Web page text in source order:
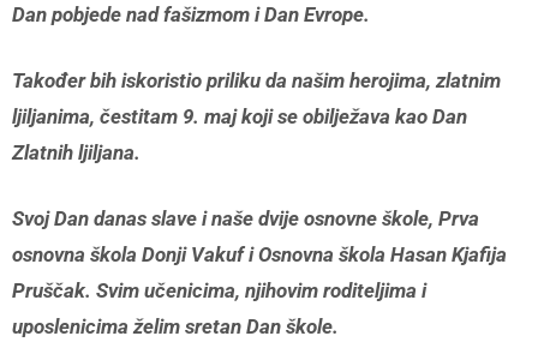
Dan pobjede nad fašizmom i Dan Evrope.
Također bih iskoristio priliku da našim herojima, zlatnim
ljiljanima, čestitam 9. maj koji se obilježava kao Dan
Zlatnih ljiljana.
Svoj Dan danas slave i naše dvije osnovne škole, Prva
osnovna škola Donji Vakuf i Osnovna škola Hasan Kjafija
Pruščak. Svim učenicima, njihovim roditeljima i
uposlenicima želim sretan Dan škole.